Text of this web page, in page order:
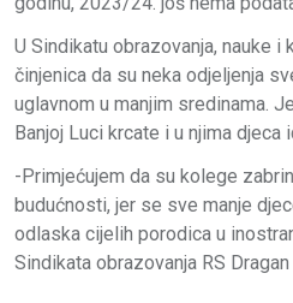
U Sindikatu obrazovanja, nauke i
činjenica da su neka odjeljenja
uglavnom u manjim sredinama.
Banjoj Luci krcate i u njima djeca
-Primjećujem da su kolege
budućnosti, jer se sve manje
odlaska cijelih porodica u
Sindikata obrazovanja RS Dragan